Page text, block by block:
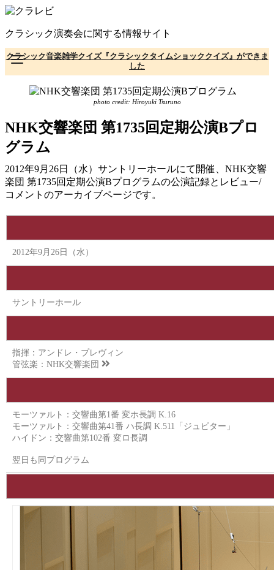
コ
テ
ン
ツ
へ
クラシック演奏会に関する情報サイト
クラシック音楽雑学クイズ『クラシックタイムショッククイズ』ができま
した
photo credit: Hiroyuki Tsuruno
NHK交響楽団 第1735回定期公演Bプロ
グラム
2012年9月26日（水）サントリーホールにて開催、NHK交響
楽団 第1735回定期公演Bプログラムの公演記録とレビュー/
コメントのアーカイブページです。
2012年9月26日（水）
サントリーホール
指揮：アンドレ・プレヴィン
管弦楽： NHK交響楽団
モーツァルト：交響曲第1番 変ホ長調 K.16
モーツァルト：交響曲第41番 ハ長調 K.511「ジュピター」
ハイドン：交響曲第102番 変ロ長調
翌日も同プログラム